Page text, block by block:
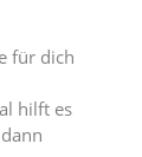
für dich
hilft es